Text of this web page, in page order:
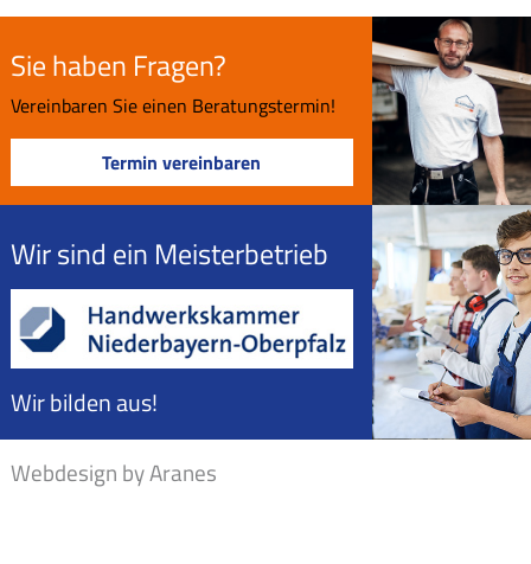
Sie haben Fragen?
Vereinbaren Sie einen Beratungstermin!
Termin vereinbaren
Wir sind ein Meisterbetrieb
Wir bilden aus!
Webdesign by Aranes